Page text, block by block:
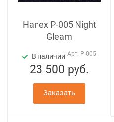
Hanex P-005 Night
Gleam
В наличии Арт. P-005
23 500 руб.
Заказать